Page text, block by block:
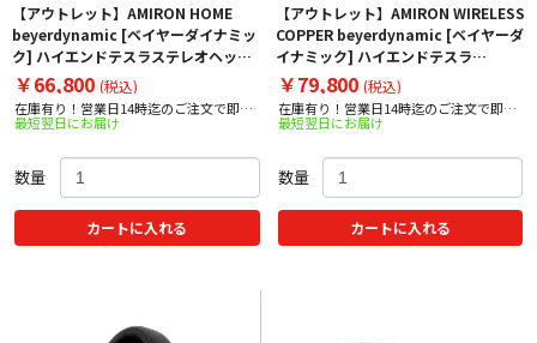
【アウトレット】AMIRON HOME
beyerdynamic [ベイヤーダイナミッ
ク] ハイエンドテスラステレオヘッド
ホン（オープン型）
￥66,800 (税込)
在庫有り！営業日14時迄のご注文で即日
出荷！
最短翌日にお届け
数量
カートに入れる
【アウトレット】AMIRON WIRELESS
COPPER beyerdynamic [ベイヤーダ
イナミック] ハイエンドテスラ
Bluetooth®ヘッドホン（密閉型）
￥79,800 (税込)
在庫有り！営業日14時迄のご注文で即日
出荷！
最短翌日にお届け
数量
カートに入れる